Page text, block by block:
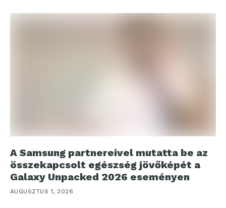
A Samsung partnereivel mutatta be az
összekapcsolt egészség jövőképét a
Galaxy Unpacked 2026 eseményen
AUGUSZTUS 1, 2026